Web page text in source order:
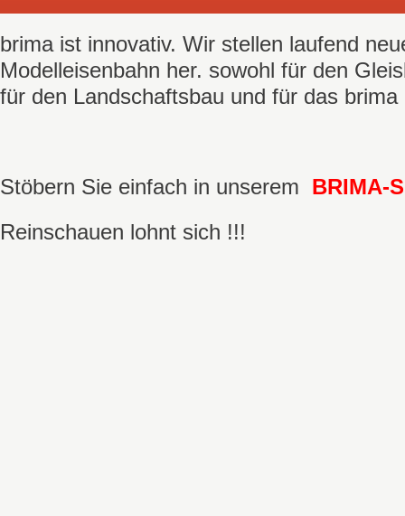
brima ist innovativ. Wir stellen laufend
Modelleisenbahn her. sowohl für den
für den Landschaftsbau und für das
Stöbern Sie einfach in unserem BRIMA-
Reinschauen lohnt sich !!!